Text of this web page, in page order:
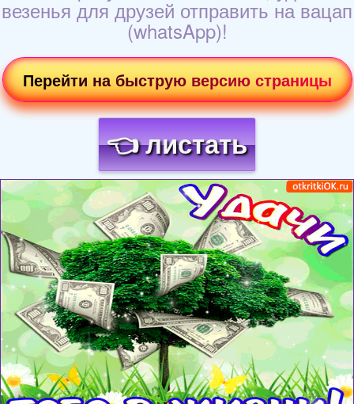
везенья для друзей отправить на вацап
(whatsApp)!
Перейти на быструю версию страницы
👈 листать
Загрузка картинки...